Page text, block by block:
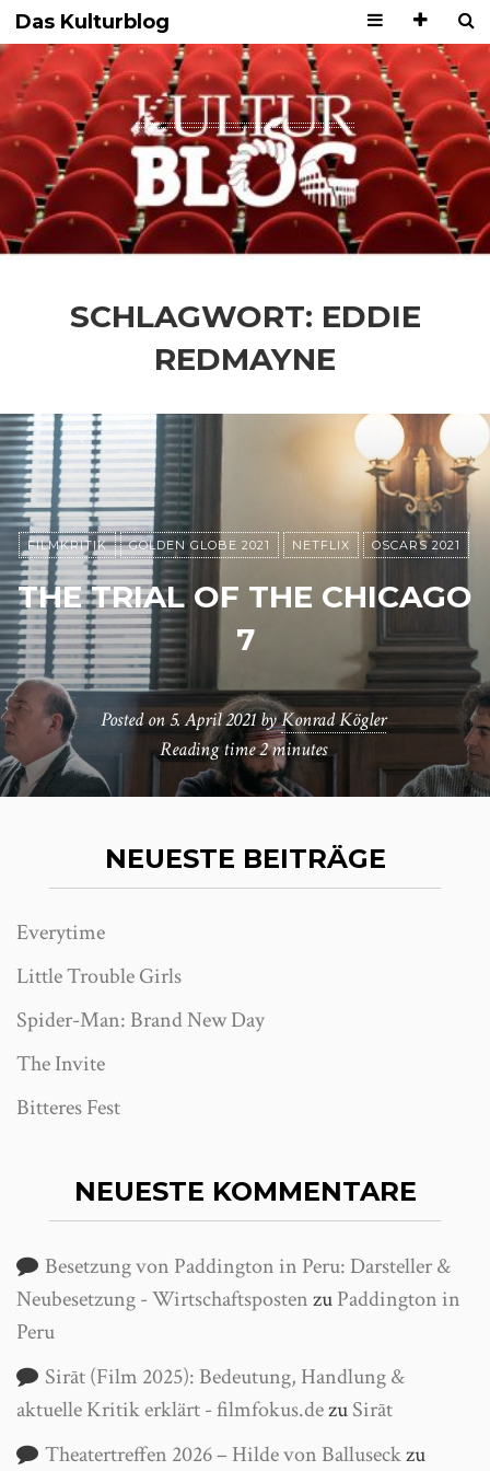
Das Kulturblog
SCHLAGWORT: EDDIE
REDMAYNE
FILMKRITIK GOLDEN GLOBE 2021 NETFLIX OSCARS 2021
THE TRIAL OF THE CHICAGO
7
Posted on5. April 2021 byKonrad Kögler
Reading time2 minutes
NEUESTE BEITRÄGE
Everytime
Little Trouble Girls
Spider-Man: Brand New Day
The Invite
Bitteres Fest
NEUESTE KOMMENTARE
Besetzung von Paddington in Peru: Darsteller &
Neubesetzung - WirtschaftspostenzuPaddington in
Peru
Sirāt (Film 2025): Bedeutung, Handlung &
aktuelle Kritik erklärt - filmfokus.dezuSirāt
Theatertreffen 2026 – Hilde von Balluseckzu